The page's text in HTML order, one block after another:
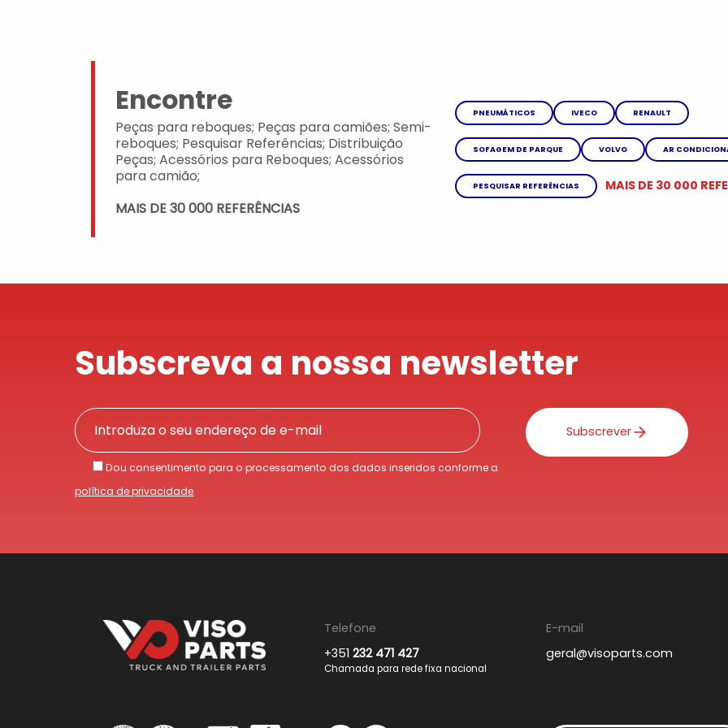
Encontre
Peças para reboques; Peças para camiões; Semi-
reboques; Pesquisar Referências; Distribuição
Peças; Acessórios para Reboques; Acessórios
para camião;
MAIS DE 30 000 REFERÊNCIAS
PNEUMÁTICOS IVECO RENAULT
SOFAGEM DE PARQUE VOLVO AR
PESQUISAR REFERÊNCIAS MAIS DE 30 000
Subscreva a nossa newsletter
Dou consentimento para o processamento dos dados inseridos conforme a
política de privacidade.
Subscrever
Telefone
+351232 471 427
Chamada para rede fixa nacional
E-mail
geral@visoparts.com